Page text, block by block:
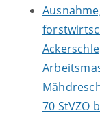
70 StVZO